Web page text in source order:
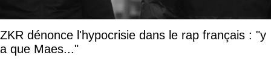
ZKR dénonce l'hypocrisie dans le rap français : "y
a que Maes..."